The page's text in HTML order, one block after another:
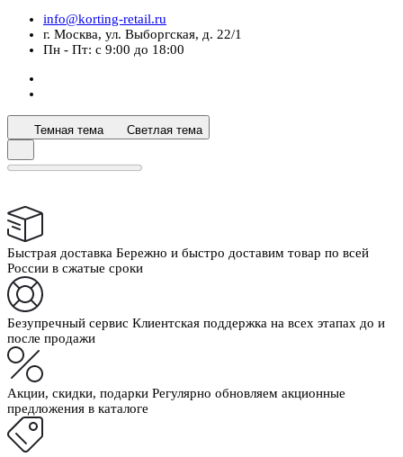
info@korting-retail.ru
г. Москва, ул. Выборгская, д. 22/1
Пн - Пт: с 9:00 до 18:00
Темная тема Светлая тема
Быстрая доставка Бережно и быстро доставим товар по всей
России в сжатые сроки
Безупречный сервис Клиентская поддержка на всех этапах до и
после продажи
Акции, скидки, подарки Регулярно обновляем акционные
предложения в каталоге